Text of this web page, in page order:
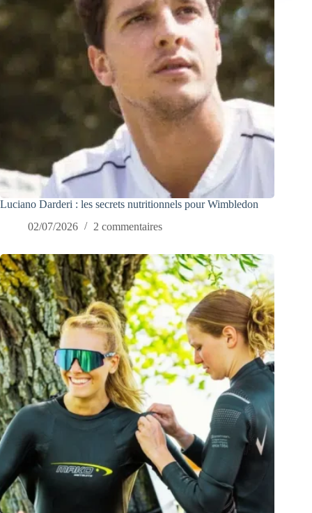
Luciano Darderi : les secrets nutritionnels pour Wimbledon
02/07/2026
2 commentaires